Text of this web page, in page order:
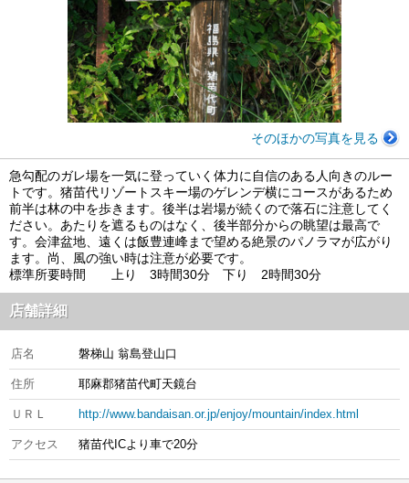
そのほかの写真を見る
急勾配のガレ場を一気に登っていく体力に自信のある人向きのルー
トです。猪苗代リゾートスキー場のゲレンデ横にコースがあるため
前半は林の中を歩きます。後半は岩場が続くので落石に注意してく
ださい。あたりを遮るものはなく、後半部分からの眺望は最高で
す。会津盆地、遠くは飯豊連峰まで望める絶景のパノラマが広がり
ます。尚、風の強い時は注意が必要です。
標準所要時間 上り 3時間30分 下り 2時間30分
店舗詳細
店名 磐梯山 翁島登山口
住所 耶麻郡猪苗代町天鏡台
ＵＲＬ http://www.bandaisan.or.jp/enjoy/mountain/index.html
アクセス 猪苗代ICより車で20分